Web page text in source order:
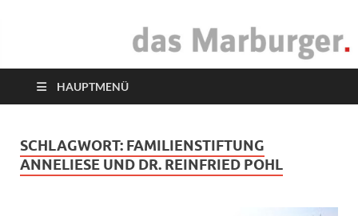
das Marburger.
HAUPTMENÜ
SCHLAGWORT: FAMILIENSTIFTUNG
ANNELIESE UND DR. REINFRIED POHL